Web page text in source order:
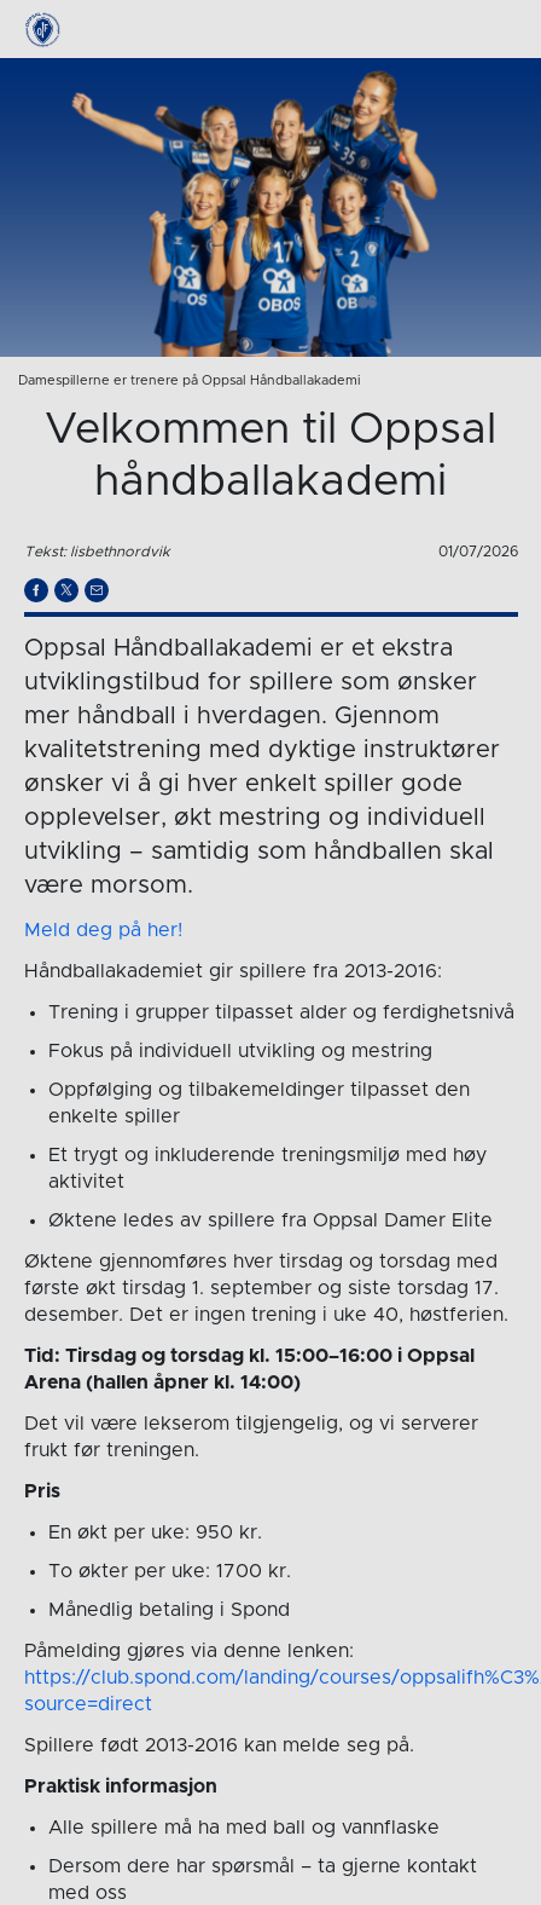
Damespillerne er trenere på Oppsal Håndballakademi
Velkommen til Oppsal
håndballakademi
Tekst: lisbethnordvik 01/07/2026
Oppsal Håndballakademi er et ekstra
utviklingstilbud for spillere som ønsker
mer håndball i hverdagen. Gjennom
kvalitetstrening med dyktige instruktører
ønsker vi å gi hver enkelt spiller gode
opplevelser, økt mestring og individuell
utvikling – samtidig som håndballen skal
være morsom.
Meld deg på her!
Håndballakademiet gir spillere fra 2013-2016:
Trening i grupper tilpasset alder og ferdighetsnivå
Fokus på individuell utvikling og mestring
Oppfølging og tilbakemeldinger tilpasset den
enkelte spiller
Et trygt og inkluderende treningsmiljø med høy
aktivitet
Øktene ledes av spillere fra Oppsal Damer Elite
Øktene gjennomføres hver tirsdag og torsdag med
første økt tirsdag 1. september og siste torsdag 17.
desember. Det er ingen trening i uke 40, høstferien.
Tid: Tirsdag og torsdag kl. 15:00–16:00 i Oppsal
Arena (hallen åpner kl. 14:00)
Det vil være lekserom tilgjengelig, og vi serverer
frukt før treningen.
Pris
En økt per uke: 950 kr.
To økter per uke: 1700 kr.
Månedlig betaling i Spond
Påmelding gjøres via denne lenken:
https://club.spond.com/landing/courses/
source=direct
Spillere født 2013-2016 kan melde seg på.
Praktisk informasjon
Alle spillere må ha med ball og vannflaske
Dersom dere har spørsmål – ta gjerne kontakt
med oss